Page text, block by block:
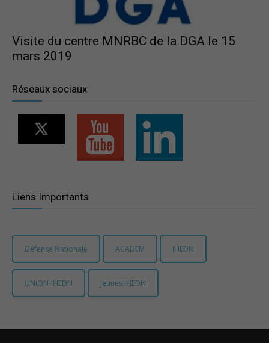
France
Visite du centre MNRBC de la DGA le 15
mars 2019
Réseaux sociaux
Liens Importants
Défense Nationale ACADEM IHEDN
UNION-IHEDN Jeunes IHEDN